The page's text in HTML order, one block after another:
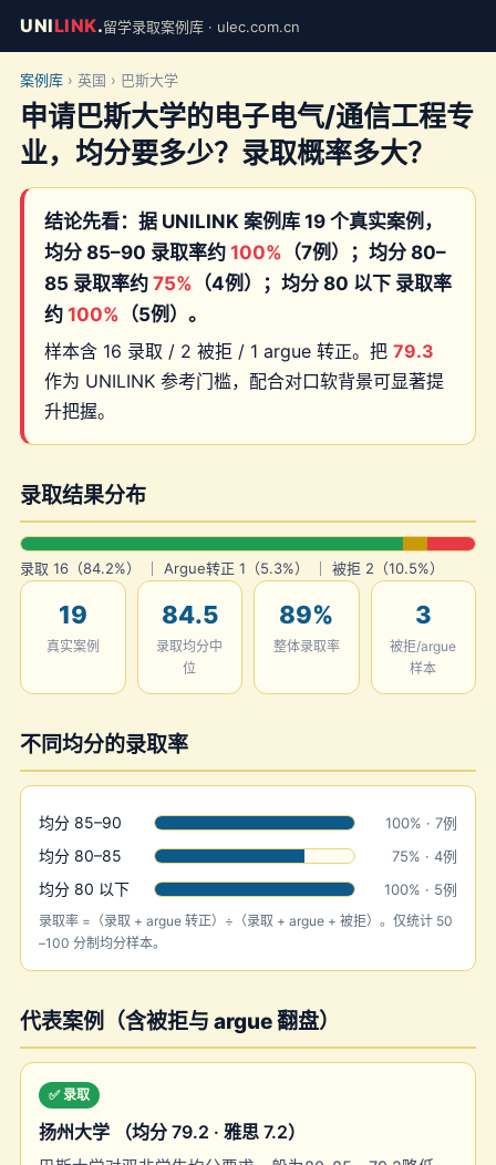
UNILINK.留学录取案例库 · ulec.com.cn
案例库 › 英国 › 巴斯大学
申请巴斯大学的电子电气/通信工程专
业，均分要多少？录取概率多大？
结论先看：据 UNILINK 案例库 19 个真实案例，
均分 85–90 录取率约 100% （7例）；均分 80–
85 录取率约 75% （4例）；均分 80 以下 录取率
约 100% （5例）。
样本含 16 录取 / 2 被拒 / 1 argue 转正。把 79.3
作为 UNILINK 参考门槛，配合对口软背景可显著提
升把握。
录取结果分布
录取 16（84.2%） ｜ Argue转正 1（5.3%） ｜ 被拒 2（10.5%）
19
真实案例
84.5
录取均分中
位
89%
整体录取率
3
被拒/argue
样本
不同均分的录取率
均分 85–90 100% · 7例
均分 80–85 75% · 4例
均分 80 以下 100% · 5例
录取率 =（录取 + argue 转正）÷（录取 + argue + 被拒）。仅统计 50
–100 分制均分样本。
代表案例（含被拒与 argue 翻盘）
✅ 录取
扬州大学 （均分 79.2 · 雅思 7.2）